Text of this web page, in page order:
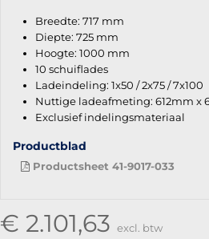
Breedte: 717 mm
Diepte: 725 mm
Hoogte: 1000 mm
10 schuiflades
Ladeindeling: 1x50 / 2x75 / 7x100
Nuttige ladeafmeting: 612mm x
Exclusief indelingsmateriaal
Productblad
Productsheet 41-9017-033
€ 2.101,63 excl. btw